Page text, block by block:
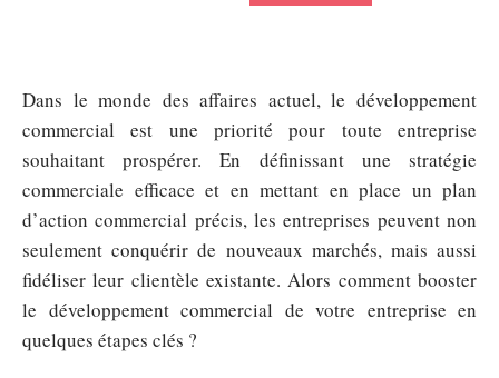
Dans le monde des affaires actuel, le développement
commercial est une priorité pour toute entreprise
souhaitant prospérer. En définissant une stratégie
commerciale efficace et en mettant en place un plan
d’action commercial précis, les entreprises peuvent non
seulement conquérir de nouveaux marchés, mais aussi
fidéliser leur clientèle existante. Alors comment booster
le développement commercial de votre entreprise en
quelques étapes clés ?